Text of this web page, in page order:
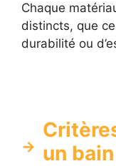
Chaque
distincts, que
durabilité ou
un